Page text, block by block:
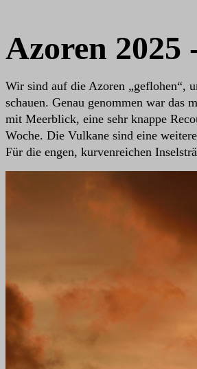
Azoren 2025
Wir sind auf die Azoren „geflohen“,
schauen. Genau genommen war das
mit Meerblick, eine sehr knappe
Woche. Die Vulkane sind eine
Für die engen, kurvenreichen